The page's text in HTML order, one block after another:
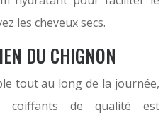
les cheveux secs.
DU CHIGNON
tout au long de la journée,
coiffants de qualité est